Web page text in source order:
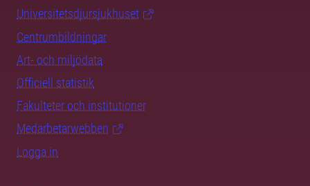
Universitetsdjursjukhuset
Centrumbildningar
Art- och miljödata
Officiell statistik
Fakulteter och institutioner
Medarbetarwebben
Logga in